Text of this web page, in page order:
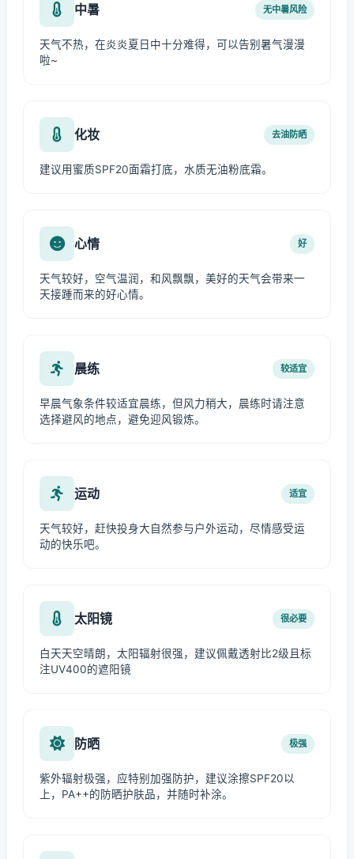
中暑 无中暑风险
天气不热，在炎炎夏日中十分难得，可以告别暑气漫漫
啦~
化妆 去油防晒
建议用蜜质SPF20面霜打底，水质无油粉底霜。
心情 好
天气较好，空气温润，和风飘飘，美好的天气会带来一
天接踵而来的好心情。
晨练 较适宜
早晨气象条件较适宜晨练，但风力稍大，晨练时请注意
选择避风的地点，避免迎风锻炼。
运动 适宜
天气较好，赶快投身大自然参与户外运动，尽情感受运
动的快乐吧。
太阳镜 很必要
白天天空晴朗，太阳辐射很强，建议佩戴透射比2级且标
注UV400的遮阳镜
防晒 极强
紫外辐射极强，应特别加强防护，建议涂擦SPF20以
上，PA++的防晒护肤品，并随时补涂。